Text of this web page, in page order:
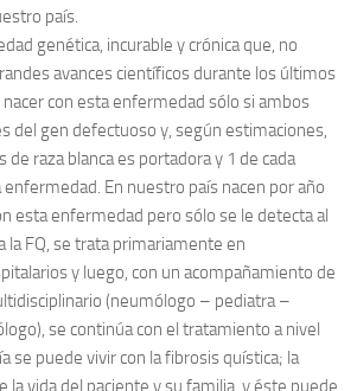
país.
genética, incurable y crónica que, no
avances científicos durante los últimos
con esta enfermedad sólo si ambos
del gen defectuoso y, según estimaciones,
de raza blanca es portadora y 1 de cada
enfermedad. En nuestro país nacen por año
esta enfermedad pero sólo se le detecta al
la FQ, se trata primariamente en
y luego, con un acompañamiento de
(neumólogo – pediatra –
se continúa con el tratamiento a nivel
se puede vivir con la fibrosis quística; la
la vida del paciente y su familia, y éste puede